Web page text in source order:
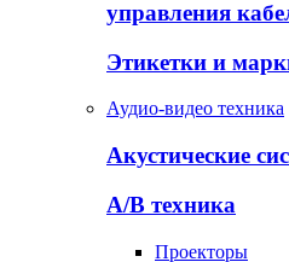
управления
Этикетки и
Аудио-видео техника
Акустические
А/В техника
Проекторы